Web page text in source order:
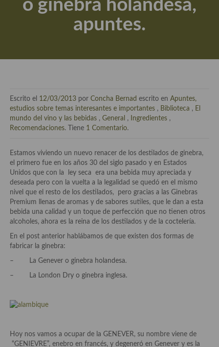
Aceite de Oliva Virgen Extra (AOVE)
Recetas maridadas con los mejores AOVES
Tiendas especiales
En la mesa: menaje, vajilla, técnicas de emplatado, decoración
Historia de la gastronomía, platos celebres, cocineros, críticos,
historias culinarias y otras cosas
Origen y evolución de la comida
Protocolo y buenas maneras.
Ocio – restaurantes, bares, tabernas
En El Candelero
Recetas
o ginebra holandesa,
apuntes.
Escrito el 12/03/2013 por Concha Bernad escrito en Apuntes,
estudios sobre temas interesantes e importantes , Biblioteca , El
mundo del vino y las bebidas , General , Ingredientes ,
Recomendaciones. Tiene 1 Comentario.
Estamos viviendo un nuevo renacer de los destilados de ginebra,
el primero fue en los años 30 del siglo pasado y en Estados
Unidos que con la ley seca era una bebida muy apreciada y
deseada pero con la vuelta a la legalidad se quedó en el mismo
nivel que el resto de los destilados, pero gracias a las Ginebras
Premium llenas de aromas y de sabores sutiles, que le dan a esta
bebida una calidad y un toque de perfección que no tienen otros
alcoholes, ahora es la reina de los destilados y de la coctelería.
En el post anterior hablábamos de que existen dos formas de
fabricar la ginebra:
– La Genever o ginebra holandesa.
– La London Dry o ginebra inglesa.
Hoy nos vamos a ocupar de la GENEVER, su nombre viene de
“GENIEVRE”, enebro en francés, y degeneró en Genever y es la